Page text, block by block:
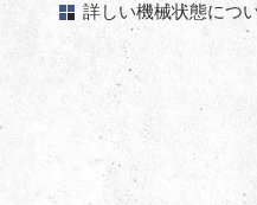
詳しい機械状態につ